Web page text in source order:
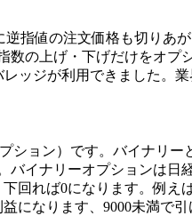
指値の注文価格も切り
の上げ・下げだけをオ
ッジが利用できました。業
ション） です。バイナリー
イナリーオプションは日
回れば0になります。例え
になります、9000未満で